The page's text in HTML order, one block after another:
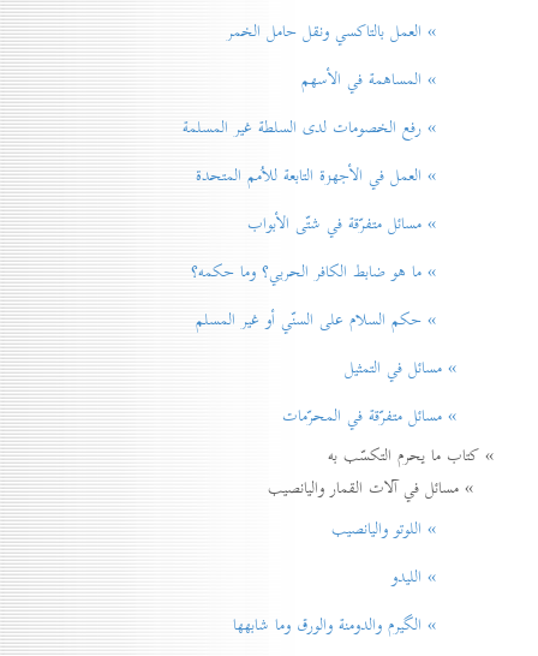
» العمل بالتاكسي ونقل حامل الخمر
» المساهمة في الأسهم
» رفع الخصومات لدی السلطة غير المسلمة
» العمل في الأجهزة التابعة للاُمم المتحدة
» مسائل متفرّقة في شتّی الأبواب
» ما هو ضابط الكافر الحربي؟ وما حكمه؟
» حكم السلام علی السنّي أو غير المسلم
» مسائل في التمثيل
» مسائل متفرّقة في المحرّمات
» كتاب ما يحرم التكسّب به
» مسائل في آلات القمار واليانصيب
» اللوتو واليانصيب
» الليدو
» الگيرم والدومنة والورق وما شابهها